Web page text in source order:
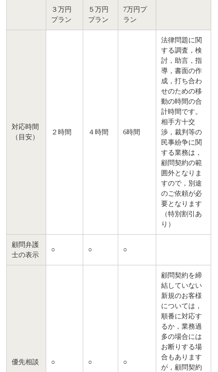
３万円
プラン
５万円
プラン
7万円プ
ラン
対応時間
（目安）
２時間 ４時間 6時間
法律問題に関
する調査，検
討，助言，指
導，書面の作
成，打ち合わ
せのための移
動の時間の合
計時間です。
相手方十交
渉，裁判等の
民事紛争に関
する業務は，
顧問契約の範
囲外となりま
すので，別途
のご依頼が必
要となります
（特別割引あ
り）
顧問弁護
士の表示
○ ○ ○
優先相談 ○ ○ ○
顧問契約を締
結していない
新規のお客様
については，
順番に対応す
るか，業務過
多の場合には
お断りする場
合もあります
が，顧問契約